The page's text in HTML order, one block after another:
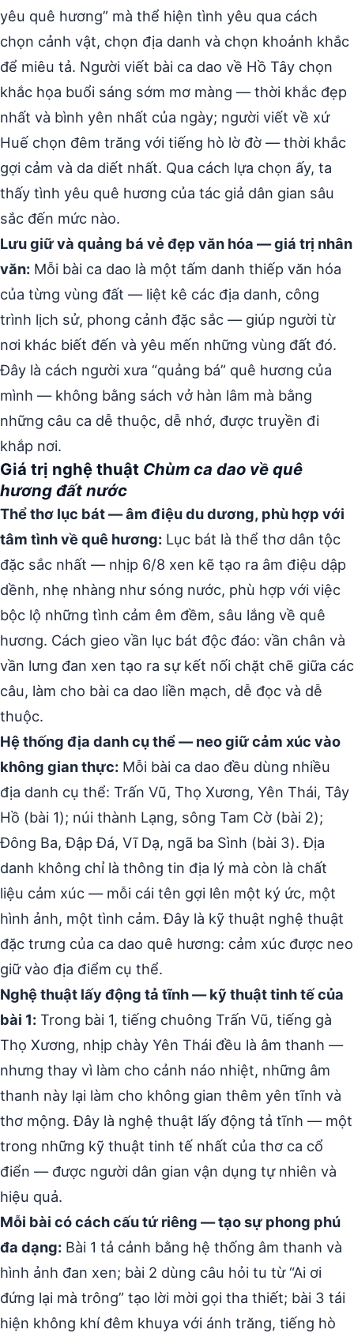
yêu quê hương” mà thể hiện tình yêu qua cách
chọn cảnh vật, chọn địa danh và chọn khoảnh khắc
để miêu tả. Người viết bài ca dao về Hồ Tây chọn
khắc họa buổi sáng sớm mơ màng — thời khắc đẹp
nhất và bình yên nhất của ngày; người viết về xứ
Huế chọn đêm trăng với tiếng hò lờ đờ — thời khắc
gợi cảm và da diết nhất. Qua cách lựa chọn ấy, ta
thấy tình yêu quê hương của tác giả dân gian sâu
sắc đến mức nào.
Lưu giữ và quảng bá vẻ đẹp văn hóa — giá trị nhân
văn: Mỗi bài ca dao là một tấm danh thiếp văn hóa
của từng vùng đất — liệt kê các địa danh, công
trình lịch sử, phong cảnh đặc sắc — giúp người từ
nơi khác biết đến và yêu mến những vùng đất đó.
Đây là cách người xưa “quảng bá” quê hương của
mình — không bằng sách vở hàn lâm mà bằng
những câu ca dễ thuộc, dễ nhớ, được truyền đi
khắp nơi.
Giá trị nghệ thuật Chùm ca dao về quê
hương đất nước
Thể thơ lục bát — âm điệu du dương, phù hợp với
tâm tình về quê hương: Lục bát là thể thơ dân tộc
đặc sắc nhất — nhịp 6/8 xen kẽ tạo ra âm điệu dập
dềnh, nhẹ nhàng như sóng nước, phù hợp với việc
bộc lộ những tình cảm êm đềm, sâu lắng về quê
hương. Cách gieo vần lục bát độc đáo: vần chân và
vần lưng đan xen tạo ra sự kết nối chặt chẽ giữa các
câu, làm cho bài ca dao liền mạch, dễ đọc và dễ
thuộc.
Hệ thống địa danh cụ thể — neo giữ cảm xúc vào
không gian thực: Mỗi bài ca dao đều dùng nhiều
địa danh cụ thể: Trấn Vũ, Thọ Xương, Yên Thái, Tây
Hồ (bài 1); núi thành Lạng, sông Tam Cờ (bài 2);
Đông Ba, Đập Đá, Vĩ Dạ, ngã ba Sình (bài 3). Địa
danh không chỉ là thông tin địa lý mà còn là chất
liệu cảm xúc — mỗi cái tên gợi lên một ký ức, một
hình ảnh, một tình cảm. Đây là kỹ thuật nghệ thuật
đặc trưng của ca dao quê hương: cảm xúc được neo
giữ vào địa điểm cụ thể.
Nghệ thuật lấy động tả tĩnh — kỹ thuật tinh tế của
bài 1: Trong bài 1, tiếng chuông Trấn Vũ, tiếng gà
Thọ Xương, nhịp chày Yên Thái đều là âm thanh —
nhưng thay vì làm cho cảnh náo nhiệt, những âm
thanh này lại làm cho không gian thêm yên tĩnh và
thơ mộng. Đây là nghệ thuật lấy động tả tĩnh — một
trong những kỹ thuật tinh tế nhất của thơ ca cổ
điển — được người dân gian vận dụng tự nhiên và
hiệu quả.
Mỗi bài có cách cấu tứ riêng — tạo sự phong phú
đa dạng: Bài 1 tả cảnh bằng hệ thống âm thanh và
hình ảnh đan xen; bài 2 dùng câu hỏi tu từ “Ai ơi
đứng lại mà trông” tạo lời mời gọi tha thiết; bài 3 tái
hiện không khí đêm khuya với ánh trăng, tiếng hò